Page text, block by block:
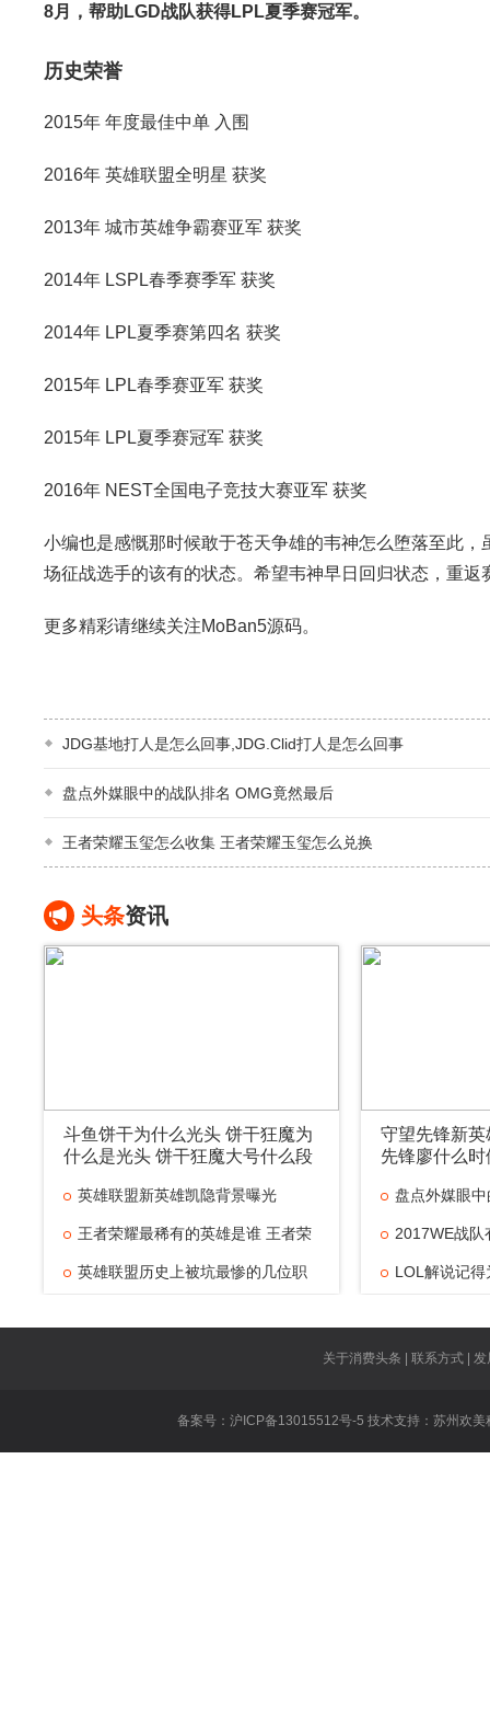
8月，帮助LGD战队获得LPL夏季赛冠军。
历史荣誉
2015年 年度最佳中单 入围
2016年 英雄联盟全明星 获奖
2013年 城市英雄争霸赛亚军 获奖
2014年 LSPL春季赛季军 获奖
2014年 LPL夏季赛第四名 获奖
2015年 LPL春季赛亚军 获奖
2015年 LPL夏季赛冠军 获奖
2016年 NEST全国电子竞技大赛亚军 获奖
小编也是感慨那时候敢于苍天争雄的韦神怎么堕落至此
场征战选手的该有的状态。希望韦神早日回归状态，重返
更多精彩请继续关注MoBan5源码。
JDG基地打人是怎么回事,JDG.Clid打人是怎么回事
盘点外媒眼中的战队排名 OMG竟然最后
王者荣耀玉玺怎么收集 王者荣耀玉玺怎么兑换
头条资讯
斗鱼饼干为什么光头 饼干狂魔为
什么是光头 饼干狂魔大号什么段
英雄联盟新英雄凯隐背景曝光
王者荣耀最稀有的英雄是谁 王者荣
英雄联盟历史上被坑最惨的几位职
守望先锋新
先锋廖什么时
盘点外媒眼
最 2017WE战队
个 LOL解说记
胜 厂长什么时
什王者荣耀张
关于消费头条 | 联系方式 |
备案号：沪ICP备13015512号-5 技术支持： 苏州欢美